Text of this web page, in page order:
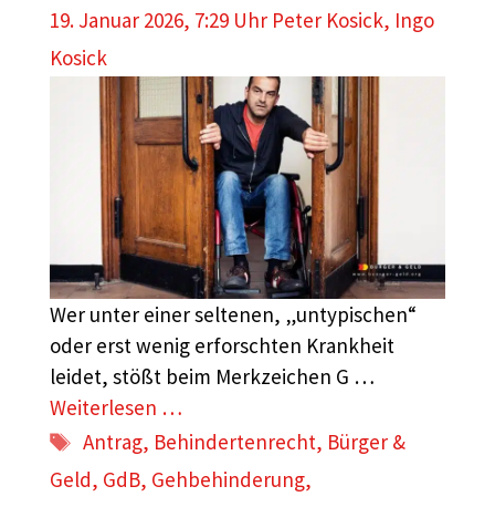
19. Januar 2026, 7:29 Uhr Peter Kosick, Ingo
Kosick
Wer unter einer seltenen, „untypischen“
oder erst wenig erforschten Krankheit
leidet, stößt beim Merkzeichen G …
Weiterlesen …
Schlagwörter
Antrag, Behindertenrecht, Bürger &
Geld, GdB, Gehbehinderung,